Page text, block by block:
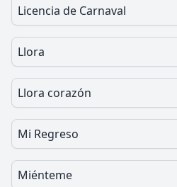
Licencia de Carnaval
Llora
Llora corazón
Mi Regreso
Miénteme